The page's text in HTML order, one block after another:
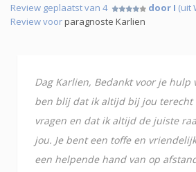
Review geplaatst van 4 door I (uit
Review voorparagnoste Karlien
Dag Karlien, Bedankt voor je hulp
ben blij dat ik altijd bij jou terecht
vragen en dat ik altijd de juiste
jou. Je bent een toffe en
een helpende hand van op